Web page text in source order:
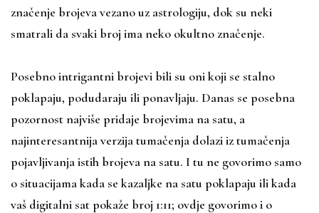
značenje brojeva vezano uz astrologiju, dok su neki
smatrali da svaki broj ima neko okultno značenje.
Posebno intrigantni brojevi bili su oni koji se stalno
poklapaju, podudaraju ili ponavljaju. Danas se posebna
pozornost najviše pridaje brojevima na satu, a
najinteresantnija verzija tumačenja dolazi iz tumačenja
pojavljivanja istih brojeva na satu. I tu ne govorimo samo
o situacijama kada se kazaljke na satu poklapaju ili kada
vaš digitalni sat pokaže broj 1:11; ovdje govorimo i o